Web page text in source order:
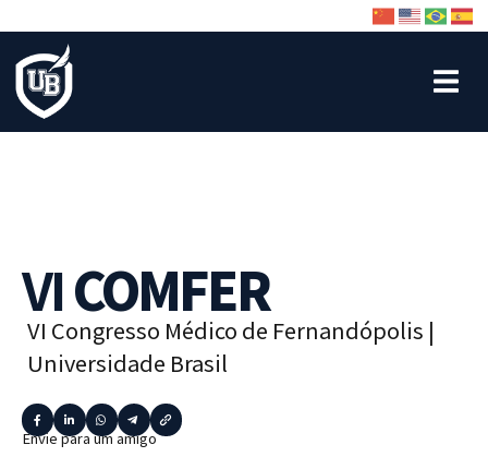
VICOMFER
VI Congresso Médico de Fernandópolis |
Universidade Brasil
Envie para um amigo